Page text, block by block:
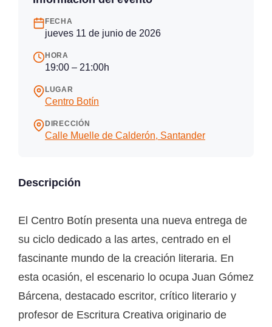
FECHA
jueves 11 de junio de 2026
HORA
19:00 – 21:00h
LUGAR
Centro Botín
DIRECCIÓN
Calle Muelle de Calderón, Santander
Descripción
El Centro Botín presenta una nueva entrega de
su ciclo dedicado a las artes, centrado en el
fascinante mundo de la creación literaria. En
esta ocasión, el escenario lo ocupa Juan Gómez
Bárcena, destacado escritor, crítico literario y
profesor de Escritura Creativa originario de